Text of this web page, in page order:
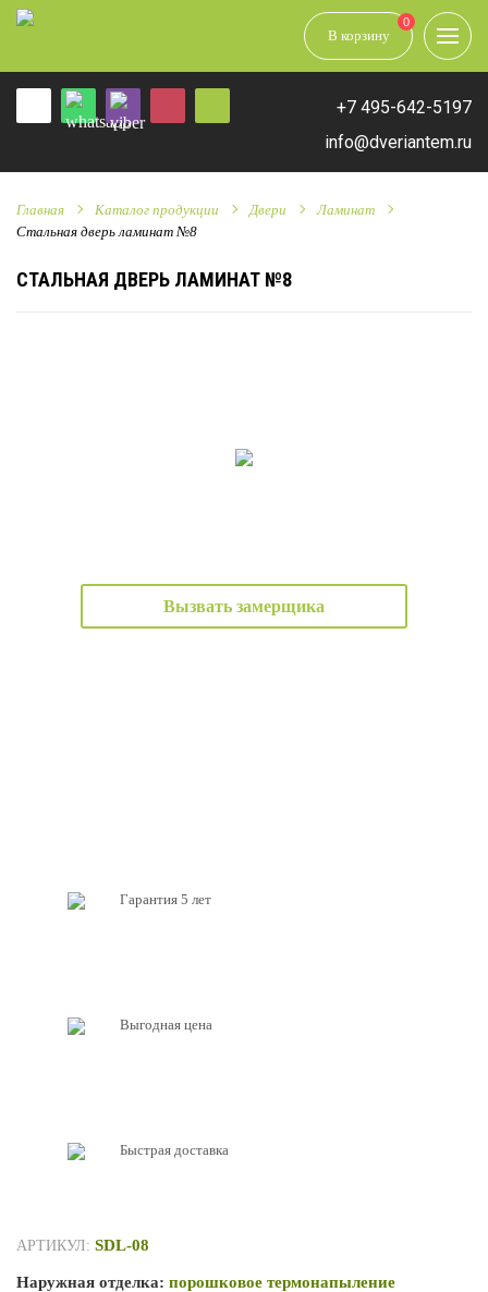
+7 495-642-5197
info@dveriantem.ru
В корзину
0
Главная Каталог продукции Двери
Ламинат
Стальная дверь ламинат №8
СТАЛЬНАЯ ДВЕРЬ ЛАМИНАТ №8
Вызвать замерщика
Гарантия 5 лет
Выгодная цена
Быстрая доставка
АРТИКУЛ: SDL-08
Наружная отделка: порошковое термонапыление